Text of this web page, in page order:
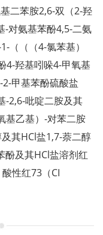
二苯胺2,6-双（2-羟
-对氨基苯酚4,5-二氨
（（（4-氯苯基）
4-羟基吲哚4-甲氧基
甲基苯酚硫酸盐
-2,6-吡啶二胺及其
基乙基）-对苯二胺
其HCl盐1,7-萘二醇
酚及其HCl盐溶剂红
性红73（CI